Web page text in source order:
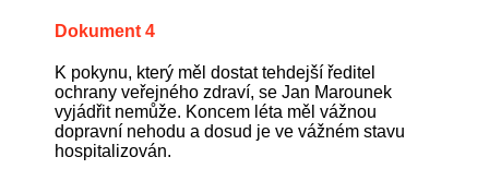
Dokument 4
K pokynu, který měl dostat tehdejší ředitel
ochrany veřejného zdraví, se Jan Marounek
vyjádřit nemůže. Koncem léta měl vážnou
dopravní nehodu a dosud je ve vážném stavu
hospitalizován.